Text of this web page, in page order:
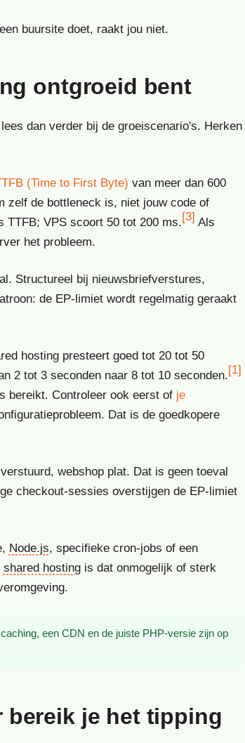
buursite doet, raakt jou niet.
ontgroeid bent
dan verder bij de groeiscenario's. Herken
(Time to First Byte) van meer dan 600
zelf de bottleneck is, niet jouw code of
TTFB; VPS scoort 50 tot 200 ms.[3] Als
het probleem.
Structureel bij nieuwsbriefverstures,
de EP-limiet wordt regelmatig geraakt
hosting presteert goed tot 20 tot 50
2 tot 3 seconden naar 8 tot 10 seconden.[1]
bereikt. Controleer ook eerst of je
Dat is de goedkopere
webshop plat. Dat is geen toeval
checkout-sessies overstijgen de EP-limiet
Node.js, specifieke cron-jobs of een
shared hostingis dat onmogelijk of sterk
een CDN en de juiste PHP-versie zijn op
bereik je het tipping